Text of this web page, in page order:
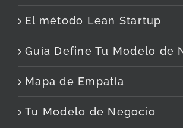
El método Lean Startup
Guía Define Tu Modelo de
Mapa de Empatía
Tu Modelo de Negocio